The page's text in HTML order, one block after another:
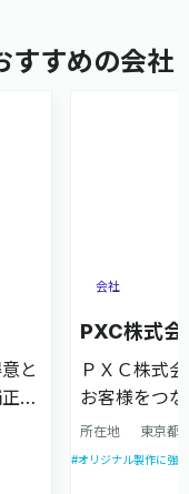
すすめの会社
と
を
か
ワ
PXC株式会
ＰＸＣ株式
お客様をつ
企業理念の
事業を続け
所在地 東京都
会社
#オリジナル製作に強い